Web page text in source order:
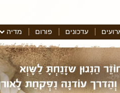
עדכונים פורום מדיה